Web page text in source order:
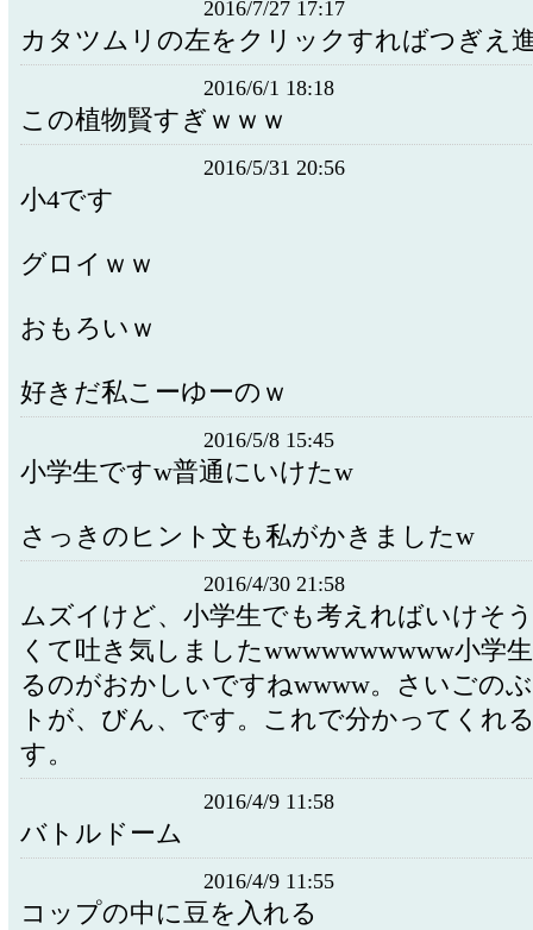
2016/7/27 17:17
カタツムリの左をクリックすればつぎえ
2016/6/1 18:18
この植物賢すぎｗｗｗ
2016/5/31 20:56
小4です
グロイｗｗ
おもろいｗ
好きだ私こーゆーのｗ
2016/5/8 15:45
小学生ですw普通にいけたw
さっきのヒント文も私がかきましたw
2016/4/30 21:58
ムズイけど、小学生でも考えればいけそ
くて吐き気しましたwwwwwwwwww小学
るのがおかしいですねwwww。さいごの
トが、びん、です。これで分かってくれ
す。
2016/4/9 11:58
バトルドーム
2016/4/9 11:55
コップの中に豆を入れる